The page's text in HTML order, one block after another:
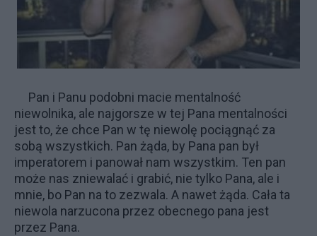
Pan i Panu podobni macie mentalność
niewolnika, ale najgorsze w tej Pana mentalności
jest to, że chce Pan w tę niewolę pociągnąć za
sobą wszystkich. Pan żąda, by Pana pan był
imperatorem i panował nam wszystkim. Ten pan
może nas zniewalać i grabić, nie tylko Pana, ale i
mnie, bo Pan na to zezwala. A nawet żąda. Cała ta
niewola narzucona przez obecnego pana jest
przez Pana.